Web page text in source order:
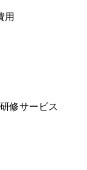
用
修サービス